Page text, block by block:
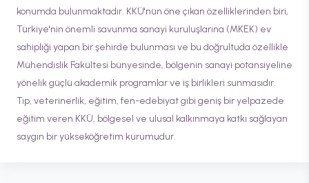
konumda bulunmaktadır. KKÜ'nün öne çıkan özelliklerinden biri,
Türkiye'nin önemli savunma sanayi kuruluşlarına (MKEK) ev
sahipliği yapan bir şehirde bulunması ve bu doğrultuda özellikle
Mühendislik Fakültesi bünyesinde, bölgenin sanayi potansiyeline
yönelik güçlü akademik programlar ve iş birlikleri sunmasıdır.
Tıp, veterinerlik, eğitim, fen-edebiyat gibi geniş bir yelpazede
eğitim veren KKÜ, bölgesel ve ulusal kalkınmaya katkı sağlayan
saygın bir yükseköğretim kurumudur.